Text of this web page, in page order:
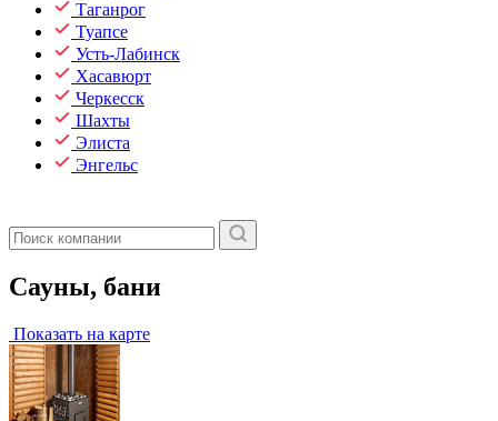
Таганрог
Туапсе
Усть-Лабинск
Хасавюрт
Черкесск
Шахты
Элиста
Энгельс
Сауны, бани
Показать на карте